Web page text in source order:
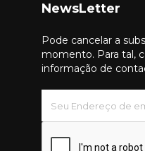
NewsLetter
Pode cancelar a
momento. Para tal,
informação de